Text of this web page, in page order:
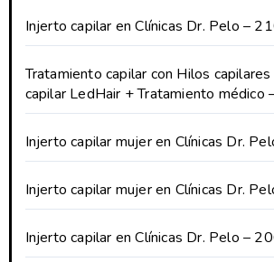
Injerto capilar en Clínicas Dr. Pelo –
Tratamiento capilar con Hilos
capilar LedHair + Tratamiento médico
Injerto capilar mujer en Clínicas Dr.
Injerto capilar mujer en Clínicas Dr.
Injerto capilar en Clínicas Dr. Pelo –